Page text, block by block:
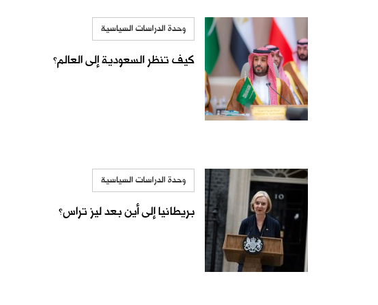
وحدة الدراسات السياسية
كيف تنظر السعودية إلى العالم؟
وحدة الدراسات السياسية
بريطانيا إلى أين بعد ليز تراس؟